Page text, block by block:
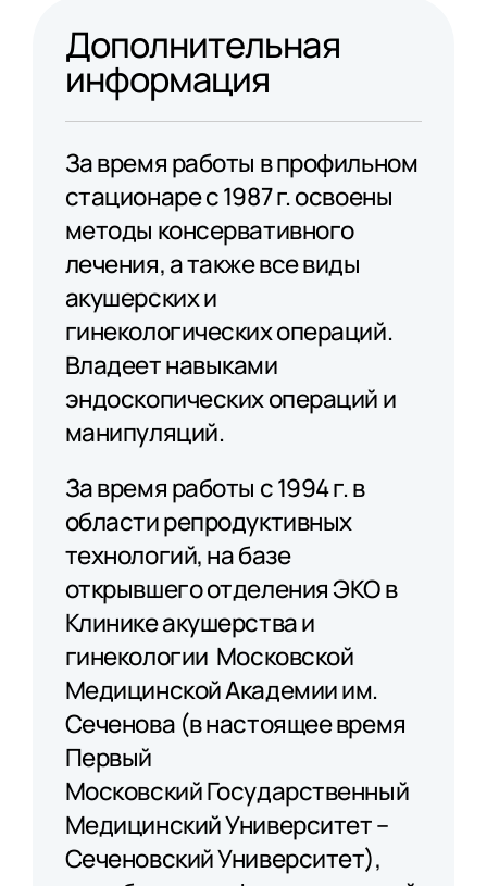
Дополнительная
информация
За время работы в профильном
стационаре с 1987 г. освоены
методы консервативного
лечения, а также все виды
акушерских и
гинекологических операций.
Владеет навыками
эндоскопических операций и
манипуляций.
За время работы с 1994 г. в
области репродуктивных
технологий, на базе
открывшего отделения ЭКО в
Клинике акушерства и
гинекологии Московской
Медицинской Академии им.
Сеченова (в настоящее время
Первый
Московский Государственный
Медицинский Университет –
Сеченовский Университет),